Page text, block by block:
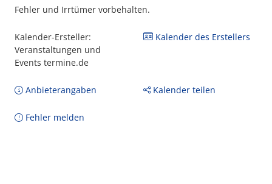
Fehler und Irrtümer vorbehalten.
Kalender-Ersteller:
Veranstaltungen und
Events termine.de
Kalender des Erstellers
Anbieterangaben Kalender teilen
Fehler melden